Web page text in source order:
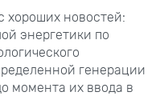
хороших новостей:
энергетики по
генерации
момента их ввода в